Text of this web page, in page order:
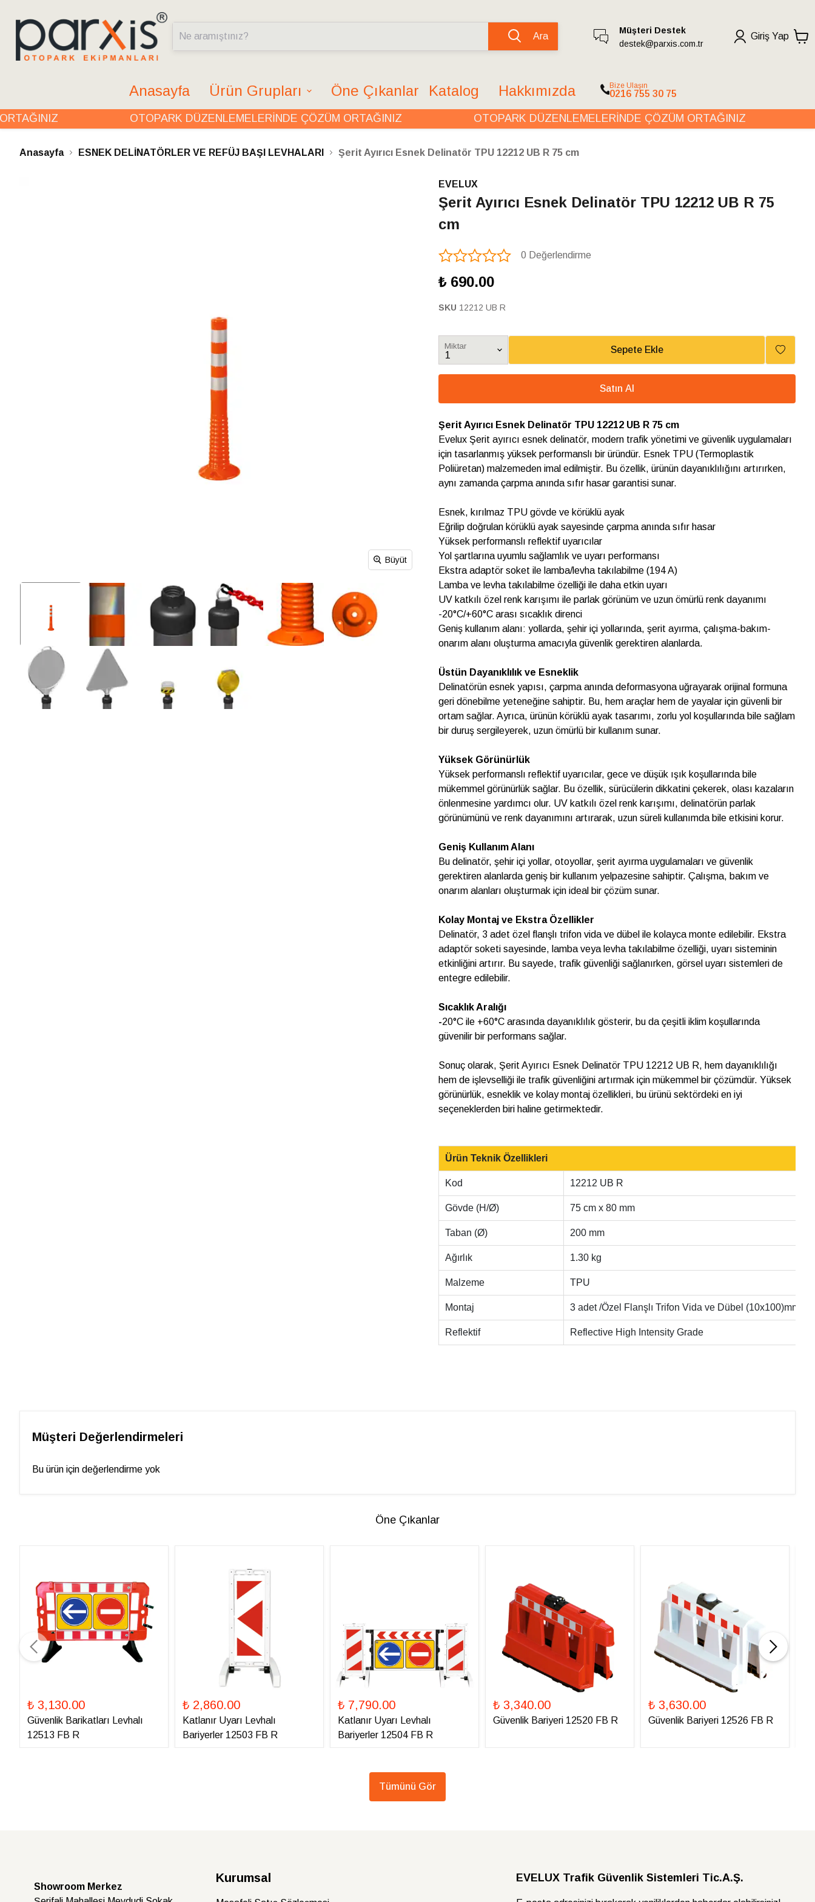
Ara
Müşteri Destek
destek@parxis.com.tr
Giriş Yap
Anasayfa Ürün Grupları Öne Çıkanlar Katalog Hakkımızda Bize Ulaşın
0216 755 30 75
OTOPARK DÜZENLEMELERİNDE ÇÖZÜM ORTAĞINIZ OTOPARK DÜZENLEMELERİNDE ÇÖZÜM ORTAĞINIZ
Anasayfa ESNEK DELİNATÖRLER VE REFÜJ BAŞI LEVHALARI Şerit Ayırıcı Esnek Delinatör TPU 12212 UB R 75 cm
Büyüt
EVELUX
Şerit Ayırıcı Esnek Delinatör TPU 12212 UB R 75
cm
0 Değerlendirme
₺ 690.00
SKU 12212 UB R
Miktar Sepete Ekle
Satın Al
Şerit Ayırıcı Esnek Delinatör TPU 12212 UB R 75 cm
Evelux Şerit ayırıcı esnek delinatör, modern trafik yönetimi ve güvenlik uygulamaları
için tasarlanmış yüksek performanslı bir üründür. Esnek TPU (Termoplastik
Poliüretan) malzemeden imal edilmiştir. Bu özellik, ürünün dayanıklılığını artırırken,
aynı zamanda çarpma anında sıfır hasar garantisi sunar.
Esnek, kırılmaz TPU gövde ve körüklü ayak
Eğrilip doğrulan körüklü ayak sayesinde çarpma anında sıfır hasar
Yüksek performanslı reflektif uyarıcılar
Yol şartlarına uyumlu sağlamlık ve uyarı performansı
Ekstra adaptör soket ile lamba/levha takılabilme (194 A)
Lamba ve levha takılabilme özelliği ile daha etkin uyarı
UV katkılı özel renk karışımı ile parlak görünüm ve uzun ömürlü renk dayanımı
-20°C/+60°C arası sıcaklık direnci
Geniş kullanım alanı: yollarda, şehir içi yollarında, şerit ayırma, çalışma-bakım-
onarım alanı oluşturma amacıyla güvenlik gerektiren alanlarda.
Üstün Dayanıklılık ve Esneklik
Delinatörün esnek yapısı, çarpma anında deformasyona uğrayarak orijinal formuna
geri dönebilme yeteneğine sahiptir. Bu, hem araçlar hem de yayalar için güvenli bir
ortam sağlar. Ayrıca, ürünün körüklü ayak tasarımı, zorlu yol koşullarında bile sağlam
bir duruş sergileyerek, uzun ömürlü bir kullanım sunar.
Yüksek Görünürlük
Yüksek performanslı reflektif uyarıcılar, gece ve düşük ışık koşullarında bile
mükemmel görünürlük sağlar. Bu özellik, sürücülerin dikkatini çekerek, olası kazaların
önlenmesine yardımcı olur. UV katkılı özel renk karışımı, delinatörün parlak
görünümünü ve renk dayanımını artırarak, uzun süreli kullanımda bile etkisini korur.
Geniş Kullanım Alanı
Bu delinatör, şehir içi yollar, otoyollar, şerit ayırma uygulamaları ve güvenlik
gerektiren alanlarda geniş bir kullanım yelpazesine sahiptir. Çalışma, bakım ve
onarım alanları oluşturmak için ideal bir çözüm sunar.
Kolay Montaj ve Ekstra Özellikler
Delinatör, 3 adet özel flanşlı trifon vida ve dübel ile kolayca monte edilebilir. Ekstra
adaptör soketi sayesinde, lamba veya levha takılabilme özelliği, uyarı sisteminin
etkinliğini artırır. Bu sayede, trafik güvenliği sağlanırken, görsel uyarı sistemleri de
entegre edilebilir.
Sıcaklık Aralığı
-20°C ile +60°C arasında dayanıklılık gösterir, bu da çeşitli iklim koşullarında
güvenilir bir performans sağlar.
Sonuç olarak, Şerit Ayırıcı Esnek Delinatör TPU 12212 UB R, hem dayanıklılığı
hem de işlevselliği ile trafik güvenliğini artırmak için mükemmel bir çözümdür. Yüksek
görünürlük, esneklik ve kolay montaj özellikleri, bu ürünü sektördeki en iyi
seçeneklerden biri haline getirmektedir.
Ürün Teknik Özellikleri
Kod 12212 UB R
Gövde (H/Ø) 75 cm x 80 mm
Taban (Ø) 200 mm
Ağırlık 1.30 kg
Malzeme TPU
Montaj 3 adet /Özel Flanşlı Trifon Vida ve Dübel (10x100)mm
Reflektif Reflective High Intensity Grade
Müşteri Değerlendirmeleri
Bu ürün için değerlendirme yok
Öne Çıkanlar
₺ 3,130.00
Güvenlik Barikatları Levhalı
12513 FB R
₺ 2,860.00
Katlanır Uyarı Levhalı
Bariyerler 12503 FB R
₺ 7,790.00
Katlanır Uyarı Levhalı
Bariyerler 12504 FB R
₺ 3,340.00
Güvenlik Bariyeri 12520 FB R
₺ 3,630.00
Güvenlik Bariyeri 12526 FB R
Tümünü Gör
Showroom Merkez
Kurumsal EVELUX Trafik Güvenlik Sistemleri Tic.A.Ş.